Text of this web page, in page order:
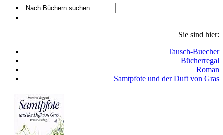
Sie sind hier:
Tausch-Buecher
Bücherregal
Roman
Samtpfote und der Duft von Gras